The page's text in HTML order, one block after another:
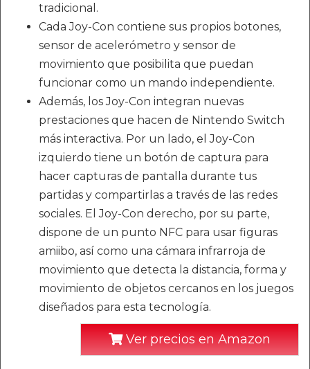
tradicional.
Cada Joy-Con contiene sus propios botones,
sensor de acelerómetro y sensor de
movimiento que posibilita que puedan
funcionar como un mando independiente.
Además, los Joy-Con integran nuevas
prestaciones que hacen de Nintendo Switch
más interactiva. Por un lado, el Joy-Con
izquierdo tiene un botón de captura para
hacer capturas de pantalla durante tus
partidas y compartirlas a través de las redes
sociales. El Joy-Con derecho, por su parte,
dispone de un punto NFC para usar figuras
amiibo, así como una cámara infrarroja de
movimiento que detecta la distancia, forma y
movimiento de objetos cercanos en los juegos
diseñados para esta tecnología.
Ver precios en Amazon